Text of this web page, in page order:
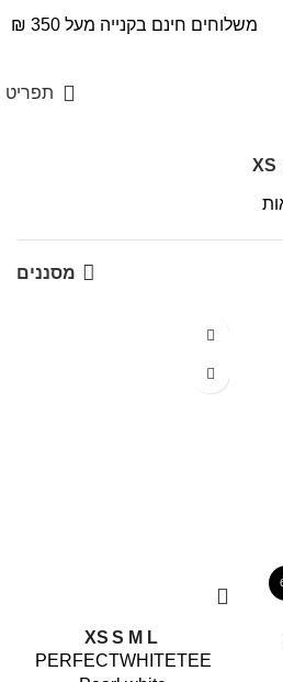
תפריט
XS
מסננים
L
M
S
XS
PERFECTWHITETEE
משלוחים חינם בקנייה מעל 350 ₪